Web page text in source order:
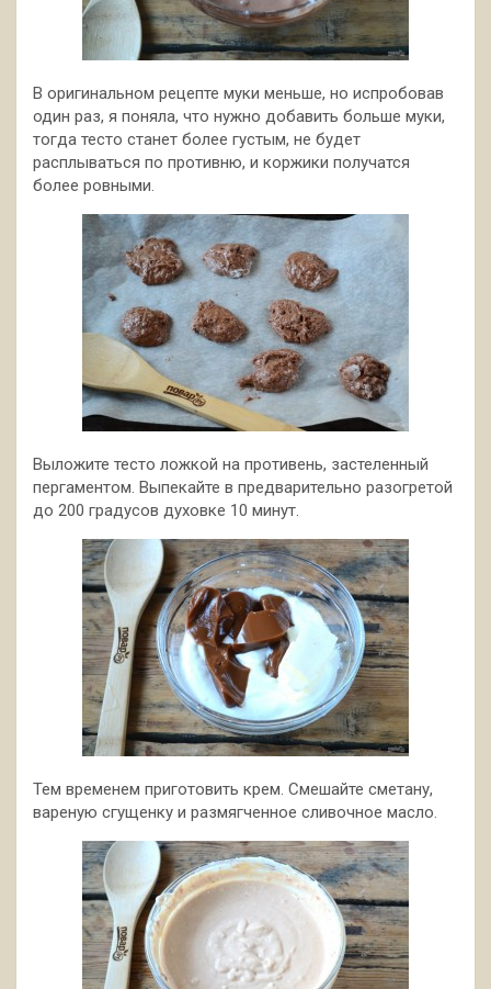
В оригинальном рецепте муки меньше, но испробовав
один раз, я поняла, что нужно добавить больше муки,
тогда тесто станет более густым, не будет
расплываться по противню, и коржики получатся
более ровными.
Выложите тесто ложкой на противень, застеленный
пергаментом. Выпекайте в предварительно разогретой
до 200 градусов духовке 10 минут.
Тем временем приготовить крем. Смешайте сметану,
вареную сгущенку и размягченное сливочное масло.